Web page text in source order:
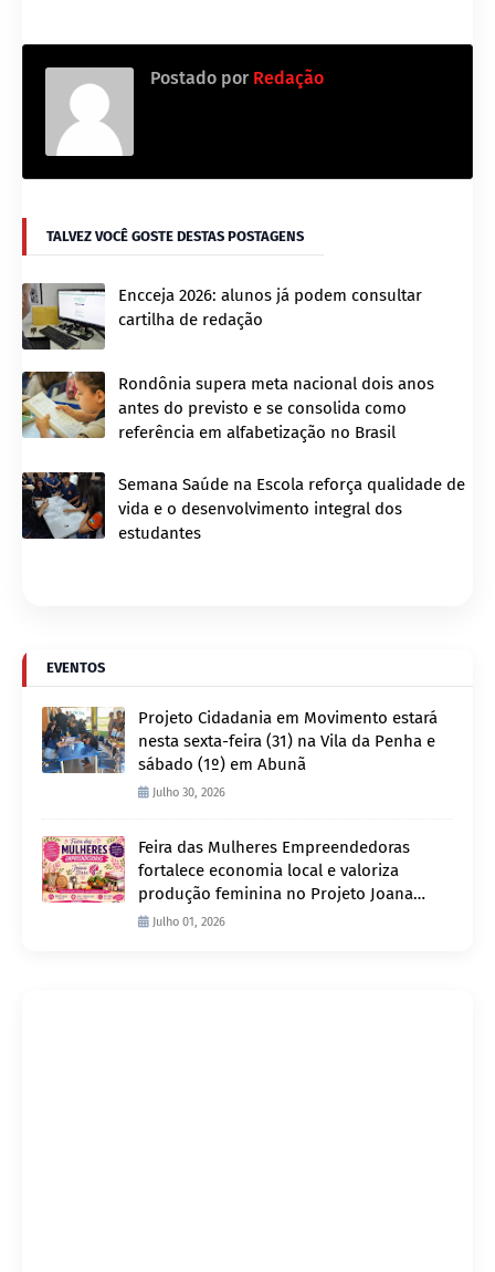
Postado por Redação
TALVEZ VOCÊ GOSTE DESTAS POSTAGENS
Encceja 2026: alunos já podem consultar
cartilha de redação
Rondônia supera meta nacional dois anos
antes do previsto e se consolida como
referência em alfabetização no Brasil
Semana Saúde na Escola reforça qualidade de
vida e o desenvolvimento integral dos
estudantes
EVENTOS
Projeto Cidadania em Movimento estará
nesta sexta-feira (31) na Vila da Penha e
sábado (1º) em Abunã
Julho 30, 2026
Feira das Mulheres Empreendedoras
fortalece economia local e valoriza
produção feminina no Projeto Joana
D’ArcJulho 01, 2026